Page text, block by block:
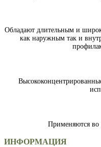
Обладают длительным и
как наружным так и
Применяются во
ИНФОРМАЦИЯ